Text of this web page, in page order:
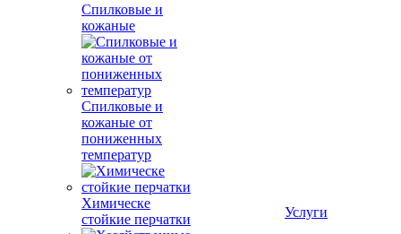
Спилковые и
кожаные
Спилковые и
кожаные от
пониженных
температур
Химическе
стойкие перчатки
Услуги